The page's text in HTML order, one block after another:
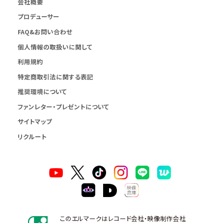
プロデューサー
FAQ&お問い合わせ
個人情報の取扱いに関して
利用規約
特定商取引法に関する表記
推奨環境について
ファンレター・プレゼントについて
サイトマップ
リクルート
このエルマークはレコード会社・映像制作会社